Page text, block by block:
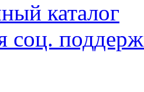
каталог
соц.